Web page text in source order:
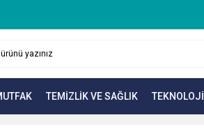
TEMİZLİK VE SAĞLIK TEKNOLOJİ